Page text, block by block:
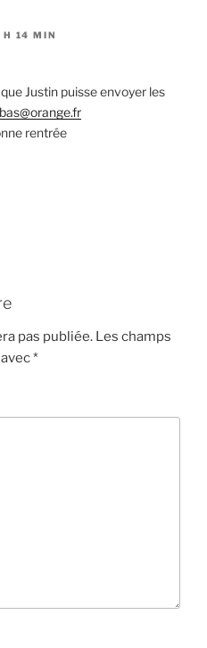
14 MIN
Justin puisse envoyer les
rentrée
pas publiée. Les champs
*